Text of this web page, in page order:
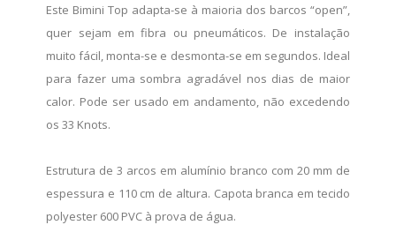
Este Bimini Top adapta-se à maioria dos barcos “open”,
quer sejam em fibra ou pneumáticos. De instalação
muito fácil, monta-se e desmonta-se em segundos. Ideal
para fazer uma sombra agradável nos dias de maior
calor. Pode ser usado em andamento, não excedendo
os 33 Knots.
Estrutura de 3 arcos em alumínio branco com 20 mm de
espessura e 110 cm de altura. Capota branca em tecido
polyester 600 PVC à prova de água.